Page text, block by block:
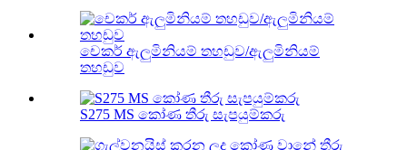
චෙකර් ඇලුමිනියම් තහඩුව/ඇලුමිනියම්
තහඩුව
S275 MS කෝණ තීරු සැපයුම්කරු